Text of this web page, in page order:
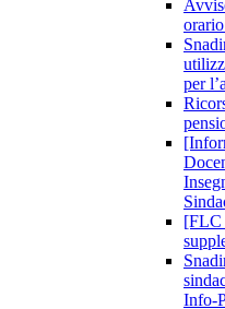
per
[FLC
Info-